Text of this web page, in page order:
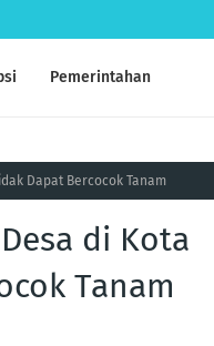
Pemerintahan
Dapat Bercocok Tanam
di Kota
Tanam